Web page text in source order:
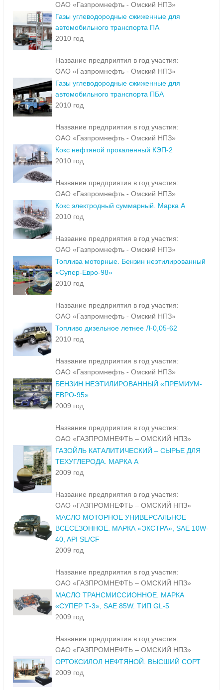
ОАО «Газпромнефть - Омский НПЗ»
Газы углеводородные сжиженные для
автомобильного транспорта ПА
2010 год
Название предприятия в год участия:
ОАО «Газпромнефть - Омский НПЗ»
Газы углеводородные сжиженные для
автомобильного транспорта ПБА
2010 год
Название предприятия в год участия:
ОАО «Газпромнефть - Омский НПЗ»
Кокс нефтяной прокаленный КЭП-2
2010 год
Название предприятия в год участия:
ОАО «Газпромнефть - Омский НПЗ»
Кокс электродный суммарный. Марка А
2010 год
Название предприятия в год участия:
ОАО «Газпромнефть - Омский НПЗ»
Топлива моторные. Бензин неэтилированный
«Супер-Евро-98»
2010 год
Название предприятия в год участия:
ОАО «Газпромнефть - Омский НПЗ»
Топливо дизельное летнее Л-0,05-62
2010 год
Название предприятия в год участия:
ОАО «Газпромнефть - Омский НПЗ»
БЕНЗИН НЕЭТИЛИРОВАННЫЙ «ПРЕМИУМ-
ЕВРО-95»
2009 год
Название предприятия в год участия:
ОАО «ГАЗПРОМНЕФТЬ – ОМСКИЙ НПЗ»
ГАЗОЙЛЬ КАТАЛИТИЧЕСКИЙ – СЫРЬЕ ДЛЯ
ТЕХУГЛЕРОДА. МАРКА А
2009 год
Название предприятия в год участия:
ОАО «ГАЗПРОМНЕФТЬ – ОМСКИЙ НПЗ»
МАСЛО МОТОРНОЕ УНИВЕРСАЛЬНОЕ
ВСЕСЕЗОННОЕ. МАРКА «ЭКСТРА», SAE 10W-
40, API SL/CF
2009 год
Название предприятия в год участия:
ОАО «ГАЗПРОМНЕФТЬ – ОМСКИЙ НПЗ»
МАСЛО ТРАНСМИССИОННОЕ. МАРКА
«СУПЕР Т-3», SAE 85W. ТИП GL-5
2009 год
Название предприятия в год участия:
ОАО «ГАЗПРОМНЕФТЬ – ОМСКИЙ НПЗ»
ОРТОКСИЛОЛ НЕФТЯНОЙ. ВЫСШИЙ СОРТ
2009 год